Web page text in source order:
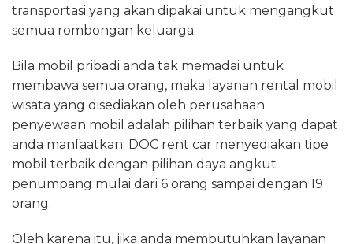
transportasi yang akan dipakai untuk mengangkut
semua rombongan keluarga.
Bila mobil pribadi anda tak memadai untuk
membawa semua orang, maka layanan rental mobil
wisata yang disediakan oleh perusahaan
penyewaan mobil adalah pilihan terbaik yang dapat
anda manfaatkan. DOC rent car menyediakan tipe
mobil terbaik dengan pilihan daya angkut
penumpang mulai dari 6 orang sampai dengan 19
orang.
Oleh karena itu, jika anda membutuhkan layanan